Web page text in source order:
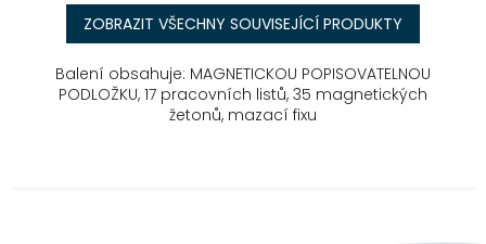
ZOBRAZIT VŠECHNY SOUVISEJÍCÍ PRODUKTY
Balení obsahuje: MAGNETICKOU POPISOVATELNOU
PODLOŽKU, 17 pracovních listů, 35 magnetických
žetonů, mazací fixu